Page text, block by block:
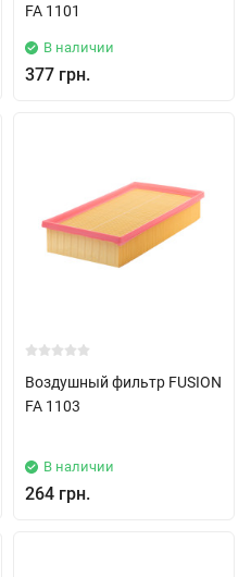
FA 1101
В наличии
377 грн.
Воздушный фильтр FUSION
FA 1103
В наличии
264 грн.